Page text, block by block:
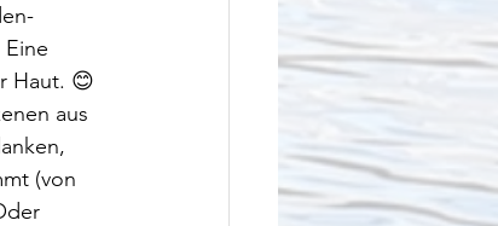
Haut. 😊
aus
(von